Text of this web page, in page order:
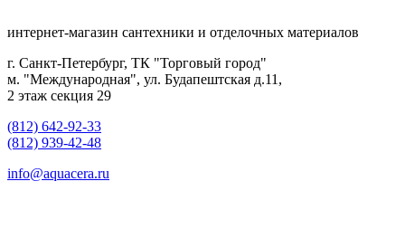
интернет-магазин сантехники и отделочных материалов
г. Санкт-Петербург, ТК "Торговый город"
м. "Международная", ул. Будапештская д.11,
2 этаж секция 29
(812) 642-92-33
(812) 939-42-48
info@aquacera.ru